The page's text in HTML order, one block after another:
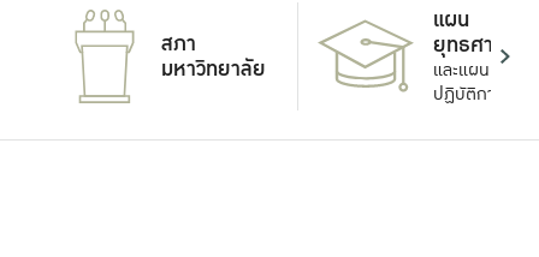
สภา
มหาวิทยาลัย
แผน
ยุทธศาสตร์
และแผน
ปฏิบัติการ